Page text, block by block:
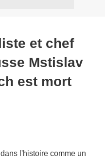
et chef
Mstislav
est mort
l'histoire comme un